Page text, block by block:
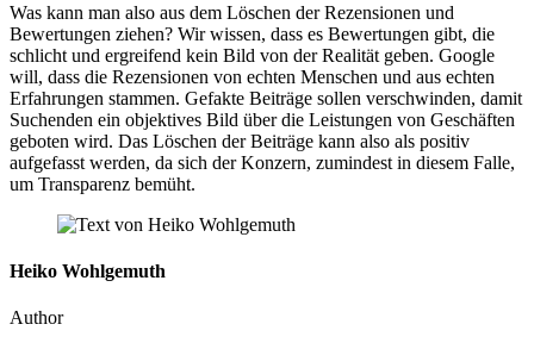
Was kann man also aus dem Löschen der Rezensionen und
Bewertungen ziehen? Wir wissen, dass es Bewertungen gibt, die
schlicht und ergreifend kein Bild von der Realität geben. Google
will, dass die Rezensionen von echten Menschen und aus echten
Erfahrungen stammen. Gefakte Beiträge sollen verschwinden, damit
Suchenden ein objektives Bild über die Leistungen von Geschäften
geboten wird. Das Löschen der Beiträge kann also als positiv
aufgefasst werden, da sich der Konzern, zumindest in diesem Falle,
um Transparenz bemüht.
Heiko Wohlgemuth
Author